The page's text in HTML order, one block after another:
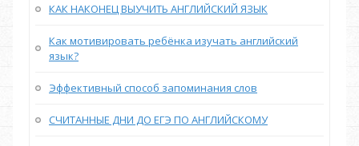
КАК НАКОНЕЦ ВЫУЧИТЬ АНГЛИЙСКИЙ ЯЗЫК
Как мотивировать ребёнка изучать английский
язык?
Эффективный способ запоминания слов
СЧИТАННЫЕ ДНИ ДО ЕГЭ ПО АНГЛИЙСКОМУ